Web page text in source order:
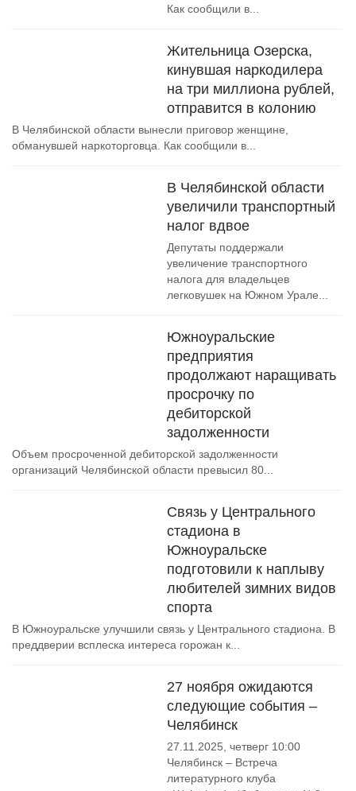
Как сообщили в...
Жительница Озерска,
кинувшая наркодилера
на три миллиона рублей,
отправится в колонию
В Челябинской области вынесли приговор женщине,
обманувшей наркоторговца. Как сообщили в...
В Челябинской области
увеличили транспортный
налог вдвое
Депутаты поддержали
увеличение транспортного
налога для владельцев
легковушек на Южном Урале...
Южноуральские
предприятия
продолжают наращивать
просрочку по
дебиторской
задолженности
Объем просроченной дебиторской задолженности
организаций Челябинской области превысил 80...
Связь у Центрального
стадиона в
Южноуральске
подготовили к наплыву
любителей зимних видов
спорта
В Южноуральске улучшили связь у Центрального стадиона. В
преддверии всплеска интереса горожан к...
27 ноября ожидаются
следующие события –
Челябинск
27.11.2025, четверг 10:00
Челябинск – Встреча
литературного клуба